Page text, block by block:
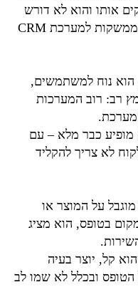
אותו והוא לא דורש
הרבה התעסקות (מלבד ההתממשקות למערכת CRM
נוח למשתמשים,
רב: רוב המערכות
מופיע כבר מלא – עם
לא צריך להקליד
על המוצר או
בטופס, הוא מציג
קל, יוצר בעיה
ובכלל לא שמו לב